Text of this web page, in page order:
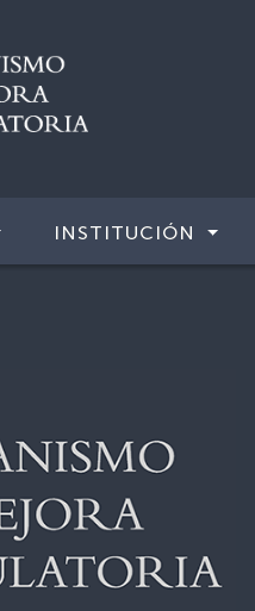
INSTITUCIÓN